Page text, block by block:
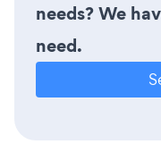
needs? We
need.